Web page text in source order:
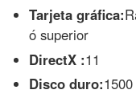
Tarjeta gráfica:
ó superior
DirectX :11
Disco duro: